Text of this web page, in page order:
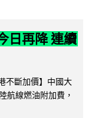
日再降 連續
不斷加價】中國大
航線燃油附加費，